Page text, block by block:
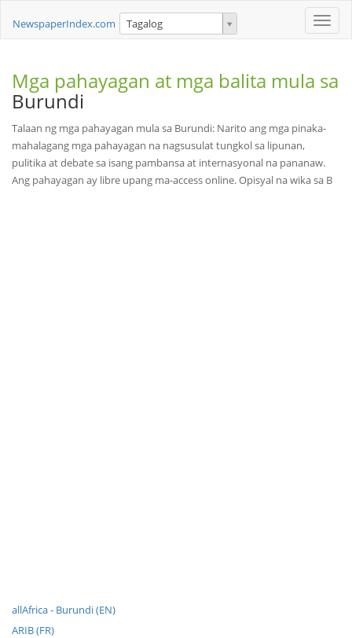
Toggle
NewspaperIndex.com Tagalog
Mga pahayagan at mga balita mula sa
Burundi
Talaan ng mga pahayagan mula sa Burundi: Narito ang mga pinaka-
mahalagang mga pahayagan na nagsusulat tungkol sa lipunan,
pulitika at debate sa isang pambansa at internasyonal na pananaw.
Ang pahayagan ay libre upang ma-access online. Opisyal na wika sa B
allAfrica - Burundi (EN)
ARIB (FR)